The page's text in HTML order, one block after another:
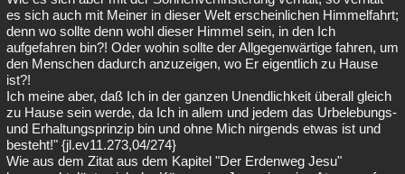
es sich auch mit Meiner in dieser Welt erscheinlichen Himmelfahrt;
denn wo sollte denn wohl dieser Himmel sein, in den Ich
aufgefahren bin?! Oder wohin sollte der Allgegenwärtige fahren, um
den Menschen dadurch anzuzeigen, wo Er eigentlich zu Hause
ist?!
Ich meine aber, daß Ich in der ganzen Unendlichkeit überall gleich
zu Hause sein werde, da Ich in allem und jedem das Urbelebungs-
und Erhaltungsprinzip bin und ohne Mich nirgends etwas ist und
besteht!" {jl.ev11.273,04/274}
Wie aus dem Zitat aus dem Kapitel "Der Erdenweg Jesu"